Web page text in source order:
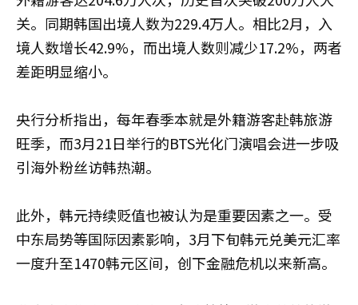
关。同期韩国出境人数为229.4万人。相比2月，入
境人数增长42.9%，而出境人数则减少17.2%，两者
差距明显缩小。
央行分析指出，每年春季本就是外籍游客赴韩旅游
旺季，而3月21日举行的BTS光化门演唱会进一步吸
引海外粉丝访韩热潮。
此外，韩元持续贬值也被认为是重要因素之一。受
中东局势等国际因素影响，3月下旬韩元兑美元汇率
一度升至1470韩元区间，创下金融危机以来新高。